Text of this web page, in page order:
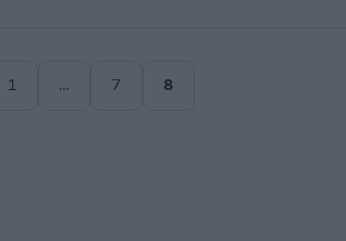
1
…
7
8